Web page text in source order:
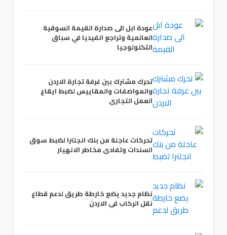
عودة ابل الى صدارة القيمة السوقية
العالمية وتراجع انفيديا في سباق
التكنولوجيا
تحرك مشترك بين غرفة تجارة الاردن
والمواصفات والمقاييس لضبط ايقاع
العمل التجاري
تحركات عاجلة من بنك انجلترا لضبط سوق
السندات وتفادي مخاطر الانهيار
نظام جديد يضع خارطة طريق لدعم قطاع
نقل الركاب في الاردن